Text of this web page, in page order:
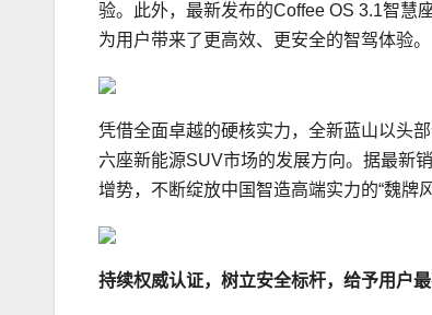
验。此外，最新发布的Coffee OS 3.1智慧
为用户带来了更高效、更安全的智驾体验。
凭借全面卓越的硬核实力，全新蓝山以头
六座新能源SUV市场的发展方向。据最新
增势，不断绽放中国智造高端实力的“魏牌风
持续权威认证， 树立安全标杆，给予用户